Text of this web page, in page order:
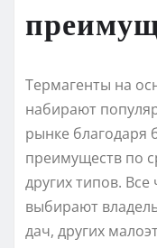
Термагенты на
набирают
рынке благодаря
преимуществ по
других типов.
выбирают
дач, других